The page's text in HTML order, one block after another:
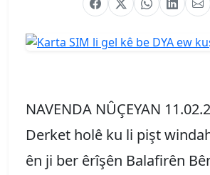
NAVENDA NÛÇEYAN
Derket holê ku li pişt
ên ji ber êrîşên Balafirên